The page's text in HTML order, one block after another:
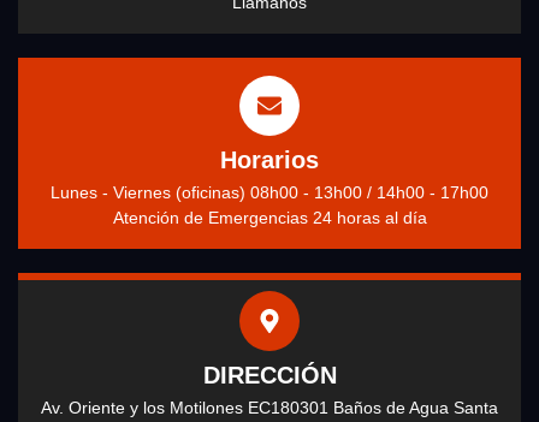
Horarios
Lunes - Viernes (oficinas) 08h00 - 13h00 / 14h00 - 17h00
Atención de Emergencias 24 horas al día
DIRECCIÓN
Av. Oriente y los Motilones EC180301 Baños de Agua Santa